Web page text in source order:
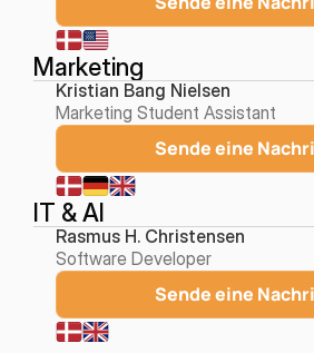
Marketing
Kristian Bang Nielsen
Marketing Student Assistant
Sende eine
IT & AI
Rasmus H. Christensen
Software Developer
Sende eine